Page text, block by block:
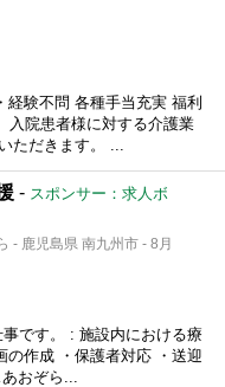
経験不問 各種手当充実 福利
入院患者様に対する介護業
ただきます。 ...
- スポンサー：求人ボ
- 鹿児島県 南九州市 - 8月
事です。 : 施設内における療
の作成 ・保護者対応 ・送迎
おぞら...